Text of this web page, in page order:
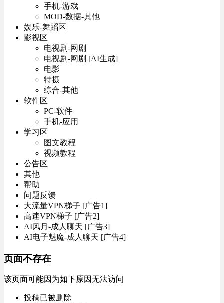
手机-游戏
MOD-数据-其他
娱乐-舞蹈区
影视区
电视剧-网剧
电视剧-网剧 [AI生成]
电影
特摄
综合-其他
软件区
PC-软件
手机-应用
学习区
图文教程
视频教程
公告区
其他
帮助
问题反馈
大流量VPN梯子 [广告1]
高速VPN梯子 [广告2]
AI风月-成人聊天 [广告3]
AI电子魅魔-成人聊天 [广告4]
页面不存在
该页面可能因为如下原因无法访问
投稿已被删除